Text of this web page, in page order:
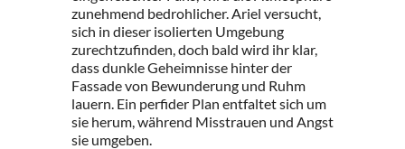
zunehmend bedrohlicher. Ariel versucht,
sich in dieser isolierten Umgebung
zurechtzufinden, doch bald wird ihr klar,
dass dunkle Geheimnisse hinter der
Fassade von Bewunderung und Ruhm
lauern. Ein perfider Plan entfaltet sich um
sie herum, während Misstrauen und Angst
sie umgeben.